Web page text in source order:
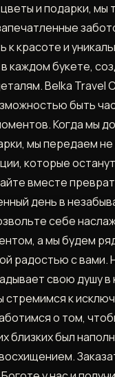
и подарки, мы
к красоте и
каждом букете,
Belka Travel
быть
Когда мы
мы передаем
которые
вместе
день в
себе
а мы будем
радостью с вами.
свою душу в
стремимся к
о том,
близких был